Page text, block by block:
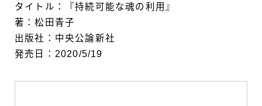
タイトル：『持続可能な魂の利用』
著：松田青子
出版社：中央公論新社
発売日：2020/5/19